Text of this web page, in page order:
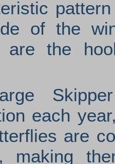
of the
are the
each
are
making